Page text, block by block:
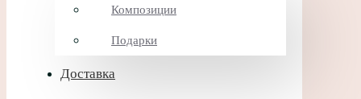
Композиции
Подарки
Доставка